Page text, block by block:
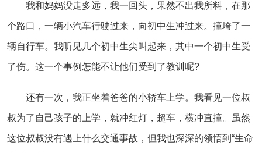
我和妈妈没走多远，我一回头，果然不出我所料，在那
个路口，一辆小汽车行驶过来，向初中生冲过来。撞垮了一
辆自行车。我听见几个初中生尖叫起来，其中一个初中生受
了伤。这一个事例怎能不让他们受到了教训呢?
还有一次，我正坐着爸爸的小轿车上学。我看见一位叔
叔为了自己孩子的上学，就冲红灯，超车，横冲直撞。虽然
这位叔叔没有遇上什么交通事故，但我也深深的领悟到“生命